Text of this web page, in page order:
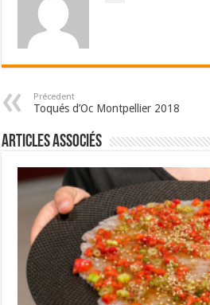
Précedent
Toqués d’Oc Montpellier 2018
Articles associés